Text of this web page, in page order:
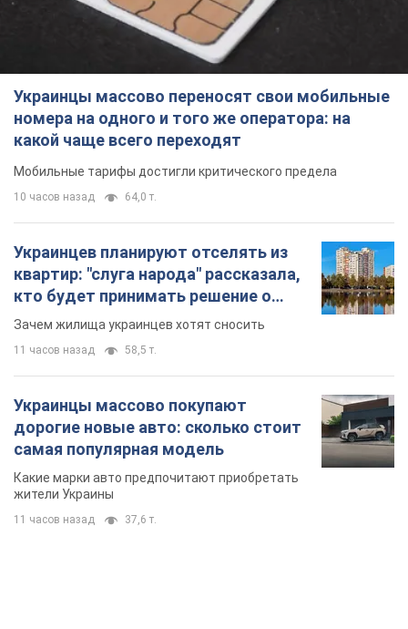
Украинцы массово переносят свои мобильные
номера на одного и того же оператора: на
какой чаще всего переходят
Мобильные тарифы достигли критического предела
10 часов назад 64,0 т.
Украинцев планируют отселять из
квартир: "слуга народа" рассказала,
кто будет принимать решение о
сносе домов
Зачем жилища украинцев хотят сносить
11 часов назад 58,5 т.
Украинцы массово покупают
дорогие новые авто: сколько стоит
самая популярная модель
Какие марки авто предпочитают приобретать
жители Украины
11 часов назад 37,6 т.